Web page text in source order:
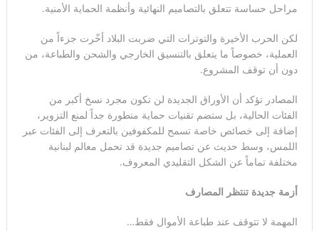
مراحل حساسة تتعلق بالتصاميم النهائية وأنظمة الحماية الأمنية.
لكن الحرب الأخيرة والتوترات التي ضربت البلاد أخّرت جزءاً من
العملية، خصوصاً ما يتعلق بالتنسيق الخارجي والشحن والطباعة، من
دون أن توقف المشروع.
المصادر تؤكد أن الأوراق الجديدة لن تكون مجرد نسخ أكبر من
الفئات الحالية، بل ستضم تقنيات حماية متطورة جداً لمنع التزوير،
إضافة إلى خصائص خاصة تسمح للمكفوفين بالتعرف إلى الفئات عبر
اللمس، وسط حديث عن تصاميم جديدة قد تحمل معالم لبنانية
مختلفة تماماً عن الشكل التقليدي المعروف.
أزمة جديدة تنتظر المصارف
المهمة لا تتوقف عند طباعة الأموال فقط…